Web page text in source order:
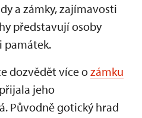
a zámky, zajímavosti
představují osoby
památek.
dozvědět více ozámku
jeho
Původně gotický hrad